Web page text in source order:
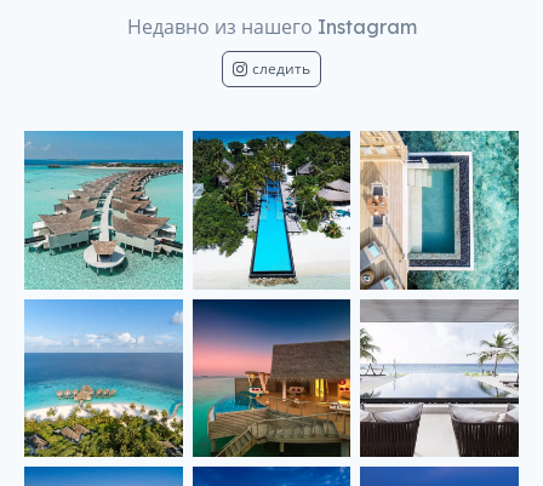
Недавно из нашего Instagram
следить